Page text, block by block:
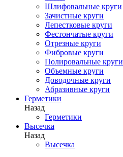
Шлифовальные круги
Зачистные круги
Лепестковые круги
Фестончатые круги
Отрезные круги
Фибровые круги
Полировальные круги
Объемные круги
Доводочные круги
Абразивные круги
Герметики
Назад
Герметики
Высечка
Назад
Высечка